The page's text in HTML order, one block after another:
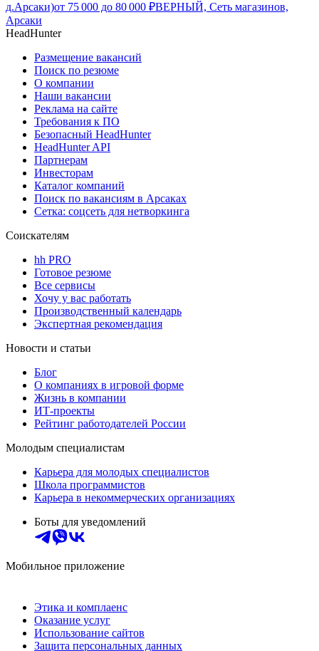
д.Арсаки)от 75 000 до 80 000 ₽ВЕРНЫЙ, Сеть магазинов,
Арсаки
HeadHunter
Размещение вакансий
Поиск по резюме
О компании
Наши вакансии
Реклама на сайте
Требования к ПО
Безопасный HeadHunter
HeadHunter API
Партнерам
Инвесторам
Каталог компаний
Поиск по вакансиям в Арсаках
Сетка: соцсеть для нетворкинга
Соискателям
hh PRO
Готовое резюме
Все сервисы
Хочу у вас работать
Производственный календарь
Экспертная рекомендация
Новости и статьи
Блог
О компаниях в игровой форме
Жизнь в компании
ИТ-проекты
Рейтинг работодателей России
Молодым специалистам
Карьера для молодых специалистов
Школа программистов
Карьера в некоммерческих организациях
Боты для уведомлений
Мобильное приложение
Этика и комплаенс
Оказание услуг
Использование сайтов
Защита персональных данных